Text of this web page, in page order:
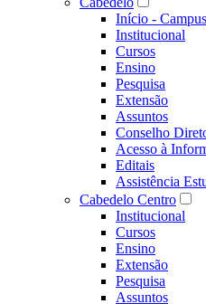
Início - Campus
Institucional
Cursos
Ensino
Pesquisa
Extensão
Assuntos
Conselho
Acesso à
Editais
Assistência
Cabedelo Centro
Institucional
Cursos
Ensino
Extensão
Pesquisa
Assuntos